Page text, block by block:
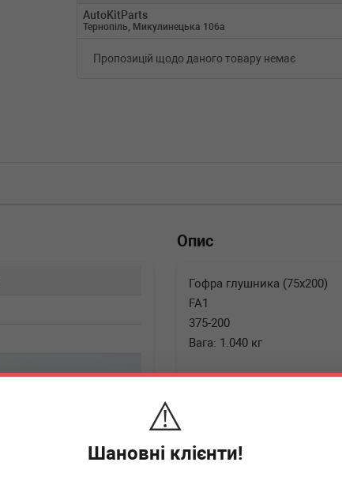
⚠️
Шановні клієнти!
AutoKitParts
Тернопіль, Микулинецька 106а
Пропозицій щодо даного товару немає
Опис
Гофра глушника (75x200)
FA1
375-200
Вага: 1.040 кг